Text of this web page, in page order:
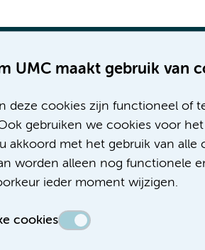
UMC maakt gebruik van
deze cookies zijn functioneel of
gebruiken we cookies voor
akkoord met het gebruik van
worden alleen nog functionele
ieder moment wijzigen.
cookies
Locatie VUmc
De Boelelaan 1117
1081 HV Amsterdam
(020) 444 4444
Route en parkeren